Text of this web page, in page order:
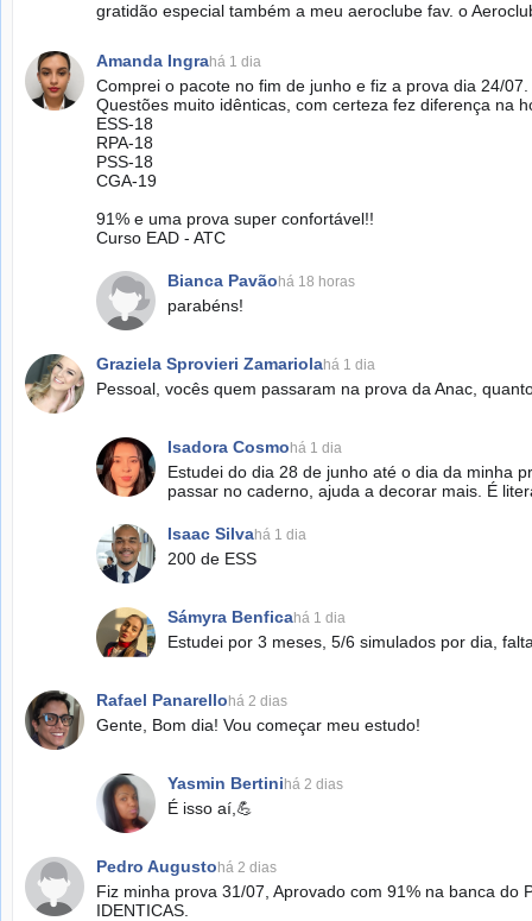
gratidão especial também a meu aeroclube fav. o
Amanda Ingrahá 1 dia
Comprei o pacote no fim de junho e fiz a prova dia 24/07.
Questões muito idênticas, com certeza fez diferença na
ESS-18
RPA-18
PSS-18
CGA-19
91% e uma prova super confortável!!
Curso EAD - ATC
Bianca Pavão há 18 horas
parabéns!
Graziela Sprovieri Zamariolahá 1 dia
Pessoal, vocês quem passaram na prova da Anac,
Isadora Cosmo há 1 dia
Estudei do dia 28 de junho até o dia da minha
passar no caderno, ajuda a decorar mais. É
Isaac Silvahá 1 dia
200 de ESS
Sámyra Benficahá 1 dia
Estudei por 3 meses, 5/6 simulados por dia,
Rafael Panarello há 2 dias
Gente, Bom dia! Vou começar meu estudo!
Yasmin Bertini há 2 dias
É isso aí,💪
Pedro Augusto há 2 dias
Fiz minha prova 31/07, Aprovado com 91% na banca
IDENTICAS.